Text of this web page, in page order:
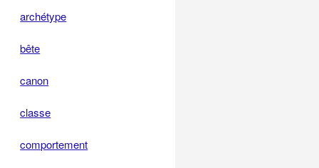
archétype
bête
canon
classe
comportement